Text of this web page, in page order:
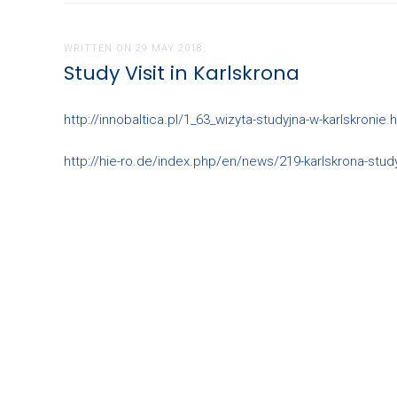
WRITTEN ON 29 MAY 2018 .
Study Visit in Karlskrona
http://innobaltica.pl/1_63_wizyta-studyjna-w-
http://hie-ro.de/index.php/en/news/219-karlskrona-